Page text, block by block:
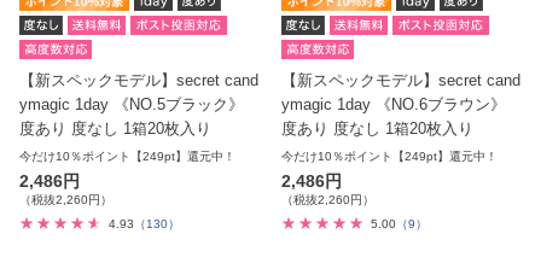
【新スペックモデル】secret cand
ymagic 1day 《NO.5ブラック》
度あり 度なし 1箱20枚入り
今だけ10％ポイント【249pt】還元中！
2,486円
（税抜2,260円）
4.93 （130）
【新スペックモデル】secret cand
ymagic 1day 《NO.6ブラウン》
度あり 度なし 1箱20枚入り
今だけ10％ポイント【249pt】還元中！
2,486円
（税抜2,260円）
5.00 （9）